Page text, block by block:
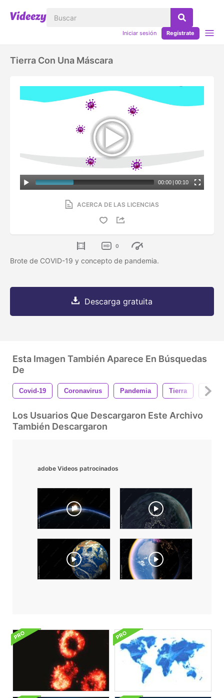
Iniciar sesión Regístrate
Tierra Con Una Máscara
00:00 | 00:10
ACERCA DE LAS LICENCIAS
0
Brote de COVID-19 y concepto de pandemia.
Descarga gratuita
Esta Imagen También Aparece En Búsquedas
De
Covid-19 Coronavirus Pandemia Tierra
Los Usuarios Que Descargaron Este Archivo
También Descargaron
adobe Videos patrocinados